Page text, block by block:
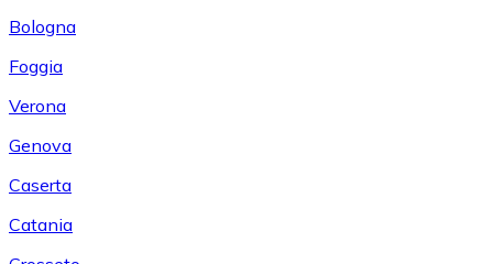
Bologna
Foggia
Verona
Genova
Caserta
Catania